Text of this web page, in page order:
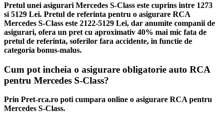
Pretul unei asigurari Mercedes S-Class este cuprins intre 1273
si 5129 Lei. Pretul de referinta pentru o asigurare RCA
Mercedes S-Class este 2122-5129 Lei, dar anumite companii de
asigurari, ofera un pret cu aproximativ 40% mai mic fata de
pretul de referinta, soferilor fara accidente, in functie de
categoria bonus-malus.
Cum pot incheia o asigurare obligatorie auto RCA
pentru Mercedes S-Class?
Prin Pret-rca.ro poti cumpara online o asigurare RCA pentru
Mercedes S-Class.